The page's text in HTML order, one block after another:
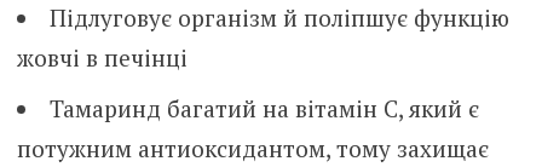
Підлуговує організм й поліпшує функцію
жовчі в печінці
Тамаринд багатий на вітамін С, який є
потужним антиоксидантом, тому захищає